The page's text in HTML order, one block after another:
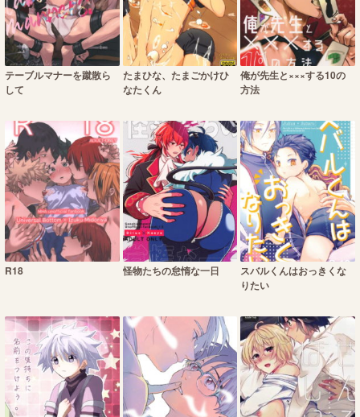
テーブルマナーを蹴散ら
して
たまひな、たまごかけひ
なたくん
俺が先生と×××する10の
方法
R18 怪物たちの怠惰な一日
スバルくんはおっきくな
りたい